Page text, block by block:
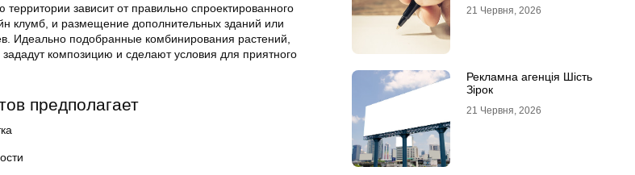
зависит от правильно спроектированного
клумб, и размещение дополнительных зданий или
Идеально подобранные комбинирования растений,
композицию и сделают условия для приятного
предполагает
21 Червня, 2026
Рекламна агенція Шість
Зірок
21 Червня, 2026